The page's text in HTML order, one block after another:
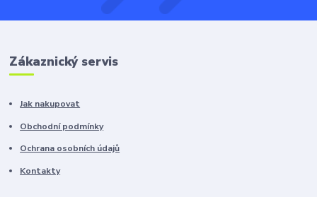
Zákaznický servis
Jak nakupovat
Obchodní podmínky
Ochrana osobních údajů
Kontakty